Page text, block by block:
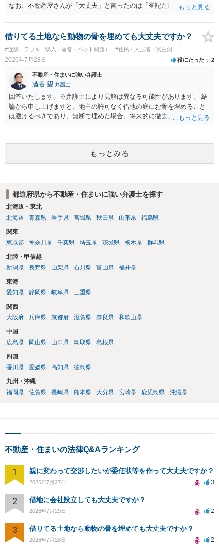
なお、不動産屋さんが「大丈夫」と言ったのは「登記だけなら実務上
れますが、これは法的な保証ではありません。 ただ、解除まで認めら
れるかどうかについては信頼関係が破壊されたかどうかで判断されま
すので、建物を事務所・店舗用に大きく改築する等までなさらない限
り、リスクはそれほど大きくないかもしれません。 しかしそれでも、
大家さんが契約違反を口実に、将来の更新時に更新料の上乗せを要求
したり、立ち退きを迫る材料に使ったりする可能性は否定できませ
ん。
借りてる土地なら動物の骨を埋めても大丈夫ですか？
#近隣トラブル（隣人・騒音・ペット問題） #住民・入居者・買主側
2026年7月28日 役にたった 2
不動産・住まいに強い弁護士
澁谷 望 弁護士
回答いたします。※弁護士により見解は異なる可能性があります。 結
論から申し上げますと、地主の許可なく借地の庭にお骨を埋めること
は避けるべきであり、無断で埋めた場合、将来的に撤去請求や退去時
上、自分のペットの遺骨を埋める行為自体は墓地埋葬法違反や不法投
棄には該当しないため、犯罪になるわけではありません。しかし、建
物の所有者は質問者様であっても、土地の所有権はあくまで地主にあ
ります。そのため、地主に無断でお骨を埋める行為は、他人の所有権
事前に地主へ相談して許可を得るか、土地に直接埋めずに大きめの鉢
植え等で供養する「プランター葬」や、ペット霊園等への納骨を検討
されるのが確実かと思います。
もっとみる
都道府県から不動産・住まいに強い弁護士を探す
北海道・東北
北海道
青森県 岩手県 宮城県 秋田県 山形県 福島県
関東
東京都
神奈川県 千葉県 埼玉県 茨城県 栃木県 群馬県
北陸・甲信越
新潟県
長野県 山梨県 石川県 富山県 福井県
東海
愛知県
静岡県 岐阜県 三重県
関西
大阪府
兵庫県 京都府 滋賀県 奈良県 和歌山県
中国
広島県
岡山県 山口県 鳥取県 島根県
四国
香川県
愛媛県 高知県 徳島県
九州・沖縄
福岡県
佐賀県 長崎県 熊本県 大分県 宮崎県 鹿児島県 沖縄県
不動産・住まいの法律Q&Aランキング
1 親に変わって交渉したいが委任状等を作って大丈夫ですか？
2026年7月27日 3
2 借地に会社設立しても大丈夫ですか？
2026年7月29日 2
3 借りてる土地なら動物の骨を埋めても大丈夫ですか？
2026年7月28日 2